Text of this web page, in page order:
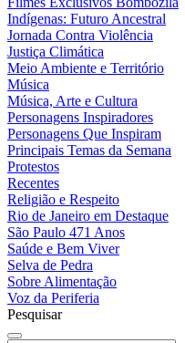
Indígenas: Futuro Ancestral
Jornada Contra Violência
Justiça Climática
Meio Ambiente e Território
Música
Música, Arte e Cultura
Personagens Inspiradores
Personagens Que Inspiram
Principais Temas da Semana
Protestos
Recentes
Religião e Respeito
Rio de Janeiro em Destaque
São Paulo 471 Anos
Saúde e Bem Viver
Selva de Pedra
Sobre Alimentação
Voz da Periferia
Pesquisar